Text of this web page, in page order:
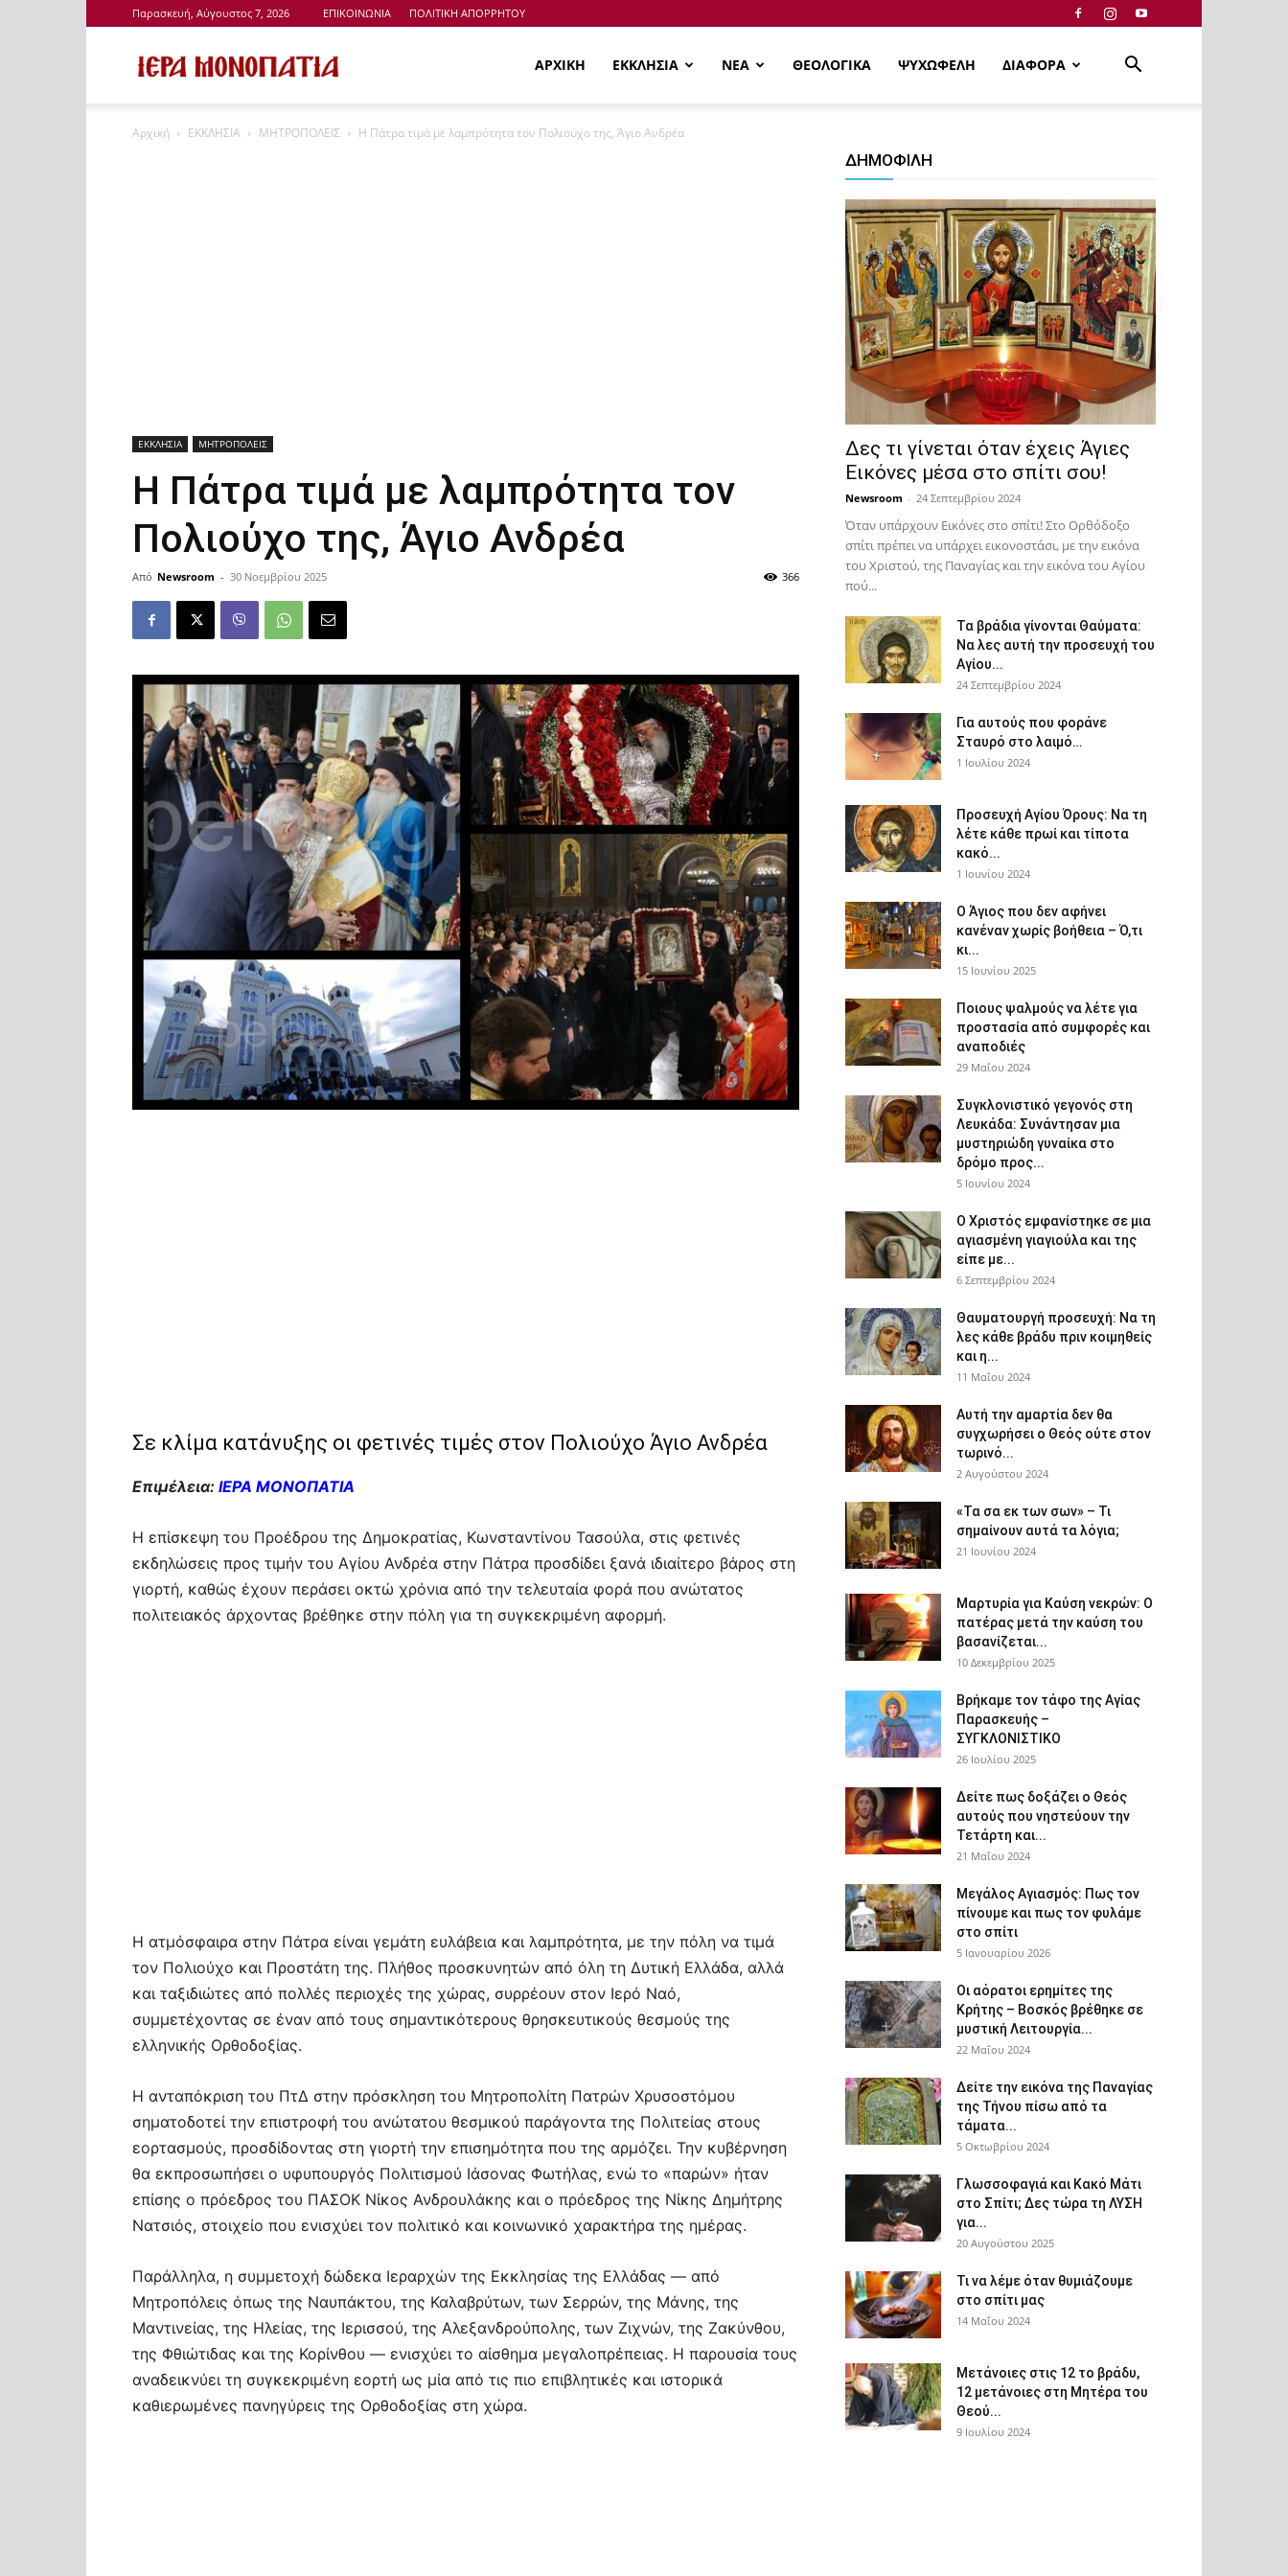
Παρασκευή, Αύγουστος 7, 2026 ΕΠΙΚΟΙΝΩΝΙΑ ΠΟΛΙΤΙΚΗ ΑΠΟΡΡΗΤΟΥ
Μονοπάτια
ΑΡΧΙΚΗ ΕΚΚΛΗΣΙΑ ΝΕΑ ΘΕΟΛΟΓΙΚΑ ΨΥΧΩΦΕΛΗ ΔΙΑΦΟΡΑ
Αρχική ΕΚΚΛΗΣΙΑ ΜΗΤΡΟΠΟΛΕΙΣ Η Πάτρα τιμά με λαμπρότητα τον Πολιούχο της, Άγιο Ανδρέα
ΕΚΚΛΗΣΙΑ ΜΗΤΡΟΠΟΛΕΙΣ
Η Πάτρα τιμά με λαμπρότητα τον
Πολιούχο της, Άγιο Ανδρέα
Από Newsroom - 30 Νοεμβρίου 2025 366
Σε κλίμα κατάνυξης οι φετινές τιμές στον Πολιούχο Άγιο Ανδρέα
Επιμέλεια: ΙΕΡΑ ΜΟΝΟΠΑΤΙΑ
Η επίσκεψη του Προέδρου της Δημοκρατίας, Κωνσταντίνου Τασούλα, στις φετινές
εκδηλώσεις προς τιμήν του Αγίου Ανδρέα στην Πάτρα προσδίδει ξανά ιδιαίτερο βάρος στη
γιορτή, καθώς έχουν περάσει οκτώ χρόνια από την τελευταία φορά που ανώτατος
πολιτειακός άρχοντας βρέθηκε στην πόλη για τη συγκεκριμένη αφορμή.
Η ατμόσφαιρα στην Πάτρα είναι γεμάτη ευλάβεια και λαμπρότητα, με την πόλη να τιμά
τον Πολιούχο και Προστάτη της. Πλήθος προσκυνητών από όλη τη Δυτική Ελλάδα, αλλά
και ταξιδιώτες από πολλές περιοχές της χώρας, συρρέουν στον Ιερό Ναό,
συμμετέχοντας σε έναν από τους σημαντικότερους θρησκευτικούς θεσμούς της
ελληνικής Ορθοδοξίας.
Η ανταπόκριση του ΠτΔ στην πρόσκληση του Μητροπολίτη Πατρών Χρυσοστόμου
σηματοδοτεί την επιστροφή του ανώτατου θεσμικού παράγοντα της Πολιτείας στους
εορτασμούς, προσδίδοντας στη γιορτή την επισημότητα που της αρμόζει. Την κυβέρνηση
θα εκπροσωπήσει ο υφυπουργός Πολιτισμού Ιάσονας Φωτήλας, ενώ το «παρών» ήταν
επίσης ο πρόεδρος του ΠΑΣΟΚ Νίκος Ανδρουλάκης και ο πρόεδρος της Νίκης Δημήτρης
Νατσιός, στοιχείο που ενισχύει τον πολιτικό και κοινωνικό χαρακτήρα της ημέρας.
Παράλληλα, η συμμετοχή δώδεκα Ιεραρχών της Εκκλησίας της Ελλάδας — από
Μητροπόλεις όπως της Ναυπάκτου, της Καλαβρύτων, των Σερρών, της Μάνης, της
Μαντινείας, της Ηλείας, της Ιερισσού, της Αλεξανδρούπολης, των Ζιχνών, της Ζακύνθου,
της Φθιώτιδας και της Κορίνθου — ενισχύει το αίσθημα μεγαλοπρέπειας. Η παρουσία τους
αναδεικνύει τη συγκεκριμένη εορτή ως μία από τις πιο επιβλητικές και ιστορικά
καθιερωμένες πανηγύρεις της Ορθοδοξίας στη χώρα.
ΔΗΜΟΦΙΛΗ
Δες τι γίνεται όταν έχεις Άγιες
Εικόνες μέσα στο σπίτι σου!
Newsroom - 24 Σεπτεμβρίου 2024
Όταν υπάρχουν Εικόνες στο σπίτι! Στο Ορθόδοξο
σπίτι πρέπει να υπάρχει εικονοστάσι, με την εικόνα
του Χριστού, της Παν­αγίας και την εικόνα του Αγίου
πού...
Τα βράδια γίνονται Θαύματα:
Να λες αυτή την προσευχή του
Αγίου...
24 Σεπτεμβρίου 2024
Για αυτούς που φοράνε
Σταυρό στο λαιμό…
1 Ιουλίου 2024
Προσευχή Αγίου Όρους: Να τη
λέτε κάθε πρωί και τίποτα
κακό...
1 Ιουνίου 2024
Ο Άγιος που δεν αφήνει
κανέναν χωρίς βοήθεια – Ό,τι
κι...
15 Ιουνίου 2025
Ποιους ψαλμούς να λέτε για
προστασία από συμφορές και
αναποδιές
29 Μαΐου 2024
Συγκλονιστικό γεγονός στη
Λευκάδα: Συνάντησαν μια
μυστηριώδη γυναίκα στο
δρόμο προς...
5 Ιουνίου 2024
Ο Χριστός εμφανίστηκε σε μια
αγιασμένη γιαγιούλα και της
είπε με...
6 Σεπτεμβρίου 2024
Θαυματουργή προσευχή: Να τη
λες κάθε βράδυ πριν κοιμηθείς
και η...
11 Μαΐου 2024
Αυτή την αμαρτία δεν θα
συγχωρήσει ο Θεός ούτε στον
τωρινό...
2 Αυγούστου 2024
«Τα σα εκ των σων» – Τι
σημαίνουν αυτά τα λόγια;
21 Ιουνίου 2024
Μαρτυρία για Καύση νεκρών: Ο
πατέρας μετά την καύση του
βασανίζεται...
10 Δεκεμβρίου 2025
Βρήκαμε τον τάφο της Αγίας
Παρασκευής –
ΣΥΓΚΛΟΝΙΣΤΙΚΟ
26 Ιουλίου 2025
Δείτε πως δοξάζει ο Θεός
αυτούς που νηστεύουν την
Τετάρτη και...
21 Μαΐου 2024
Μεγάλος Αγιασμός: Πως τον
πίνουμε και πως τον φυλάμε
στο σπίτι
5 Ιανουαρίου 2026
Οι αόρατοι ερημίτες της
Κρήτης – Βοσκός βρέθηκε σε
μυστική Λειτουργία...
22 Μαΐου 2024
Δείτε την εικόνα της Παναγίας
της Τήνου πίσω από τα
τάματα...
5 Οκτωβρίου 2024
Γλωσσοφαγιά και Κακό Μάτι
στο Σπίτι; Δες τώρα τη ΛΥΣΗ
για...
20 Αυγούστου 2025
Τι να λέμε όταν θυμιάζουμε
στο σπίτι μας
14 Μαΐου 2024
Μετάνοιες στις 12 το βράδυ,
12 μετάνοιες στη Μητέρα του
Θεού...
9 Ιουλίου 2024